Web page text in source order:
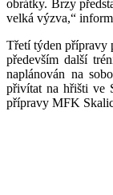
obrátky. Brzy
velká výzva,“
Třetí týden přípravy
především další
naplánován na
přivítat na hřišti ve
přípravy MFK